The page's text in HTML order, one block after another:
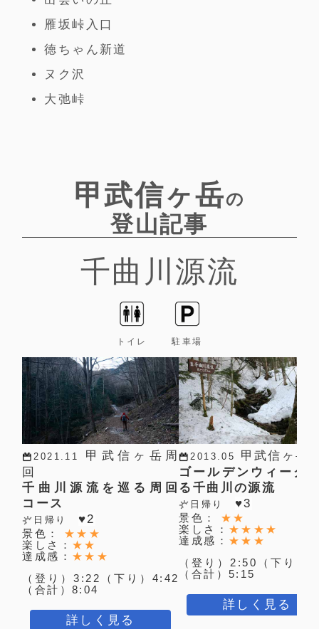
雁坂峠入口
徳ちゃん新道
ヌク沢
大弛峠
甲武信ヶ岳の
登山記事
千曲川源流
トイレ 駐車場
2021.11
甲武信ヶ岳周
回
千曲川源流を巡る周回
コース
日帰り ♥2
景色： ★★★
楽しさ： ★★
達成感： ★★★
（登り）3:22（下り）4:42
（合計）8:04
詳しく見る
2013.05
甲武信ヶ岳
ゴールデンウィーク
る千曲川の源流
日帰り ♥3
景色： ★★
楽しさ： ★★★★
達成感： ★★★
（登り）2:50（下り）
（合計）5:15
詳しく見る